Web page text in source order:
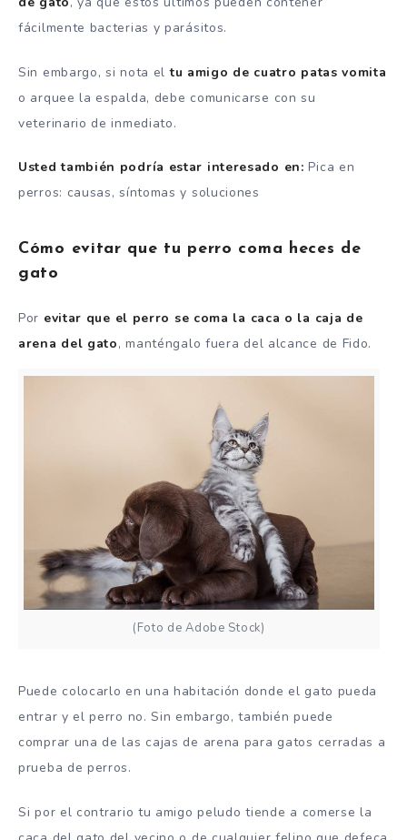
fácilmente bacterias y parásitos.
Sin embargo, si nota eltu amigo de cuatro patas vomita
o arquee la espalda, debe comunicarse con su
veterinario de inmediato.
Usted también podría estar interesado en:Pica en
perros: causas, síntomas y soluciones
Cómo evitar que tu perro coma heces de
gato
Por evitar que el perro se coma la caca o la caja de
arena del gato, manténgalo fuera del alcance de Fido.
(Foto de Adobe Stock)
Puede colocarlo en una habitación donde el gato pueda
entrar y el perro no. Sin embargo, también puede
comprar una de las cajas de arena para gatos cerradas a
prueba de perros.
Si por el contrario tu amigo peludo tiende a comerse la